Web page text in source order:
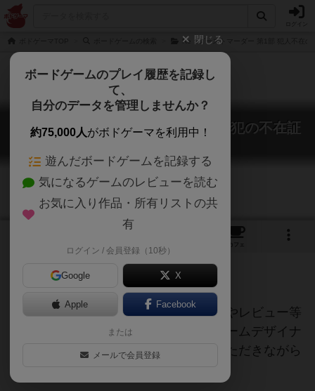
Re：ゴーストマーダー 第1部 犯人不在の
Re：ゴーストマーダー 第2部 現行犯の不在証
Re: Ghost Murder 2
カフェ
ご協力ください
当サイトに掲載されている作品説明文やレビュー等
の情報は、ボドゲーマ運営事務局・ゲームデザイナ
ーご本人様・有志の皆様にご協力をいただきながら
閉じる
ボードゲームのプレイ履歴を記録し
て、
自分のデータを管理しませんか？
約75,000人がボドゲーマを利用中！
遊んだボードゲームを記録する
気になるゲームのレビューを読む
お気に入り作品・所有リストの共
有
ログイン / 会員登録（10秒）
Google X
Apple Facebook
または
メールで会員登録